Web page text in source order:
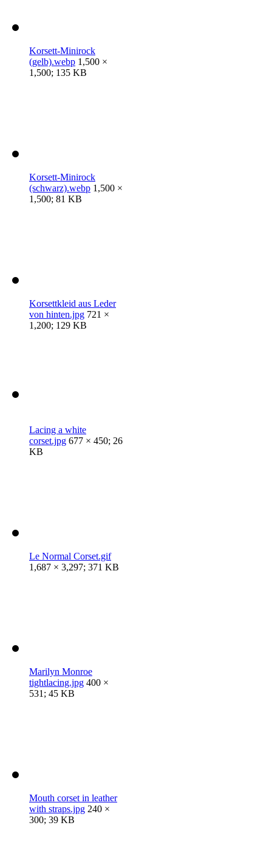
Korsett-Minirock
(gelb).webp 1,500 ×
1,500; 135 KB
Korsett-Minirock
(schwarz).webp 1,500 ×
1,500; 81 KB
Korsettkleid aus Leder
von hinten.jpg 721 ×
1,200; 129 KB
Lacing a white
corset.jpg 677 × 450; 26
KB
Le Normal Corset.gif
1,687 × 3,297; 371 KB
Marilyn Monroe
tightlacing.jpg 400 ×
531; 45 KB
Mouth corset in leather
with straps.jpg 240 ×
300; 39 KB